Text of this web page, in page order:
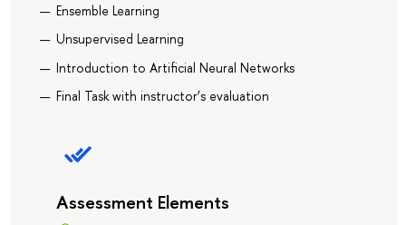
Ensemble Learning
Unsupervised Learning
Introduction to Artificial Neural Networks
Final Task with instructor’s evaluation
Assessment Elements